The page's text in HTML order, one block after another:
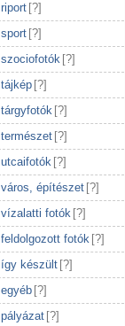
riport [?]
sport [?]
szociofotók [?]
tájkép [?]
tárgyfotók [?]
természet [?]
utcaifotók [?]
város, építészet [?]
vízalatti fotók [?]
feldolgozott fotók [?]
így készült [?]
egyéb [?]
pályázat [?]